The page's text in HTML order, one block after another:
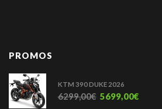
PROMOS
KTM 390 DUKE 2026
6299,00€ 5699,00€